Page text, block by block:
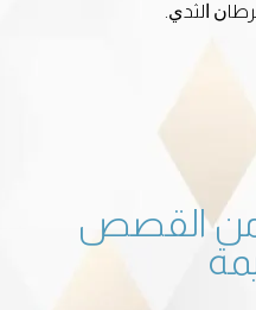
ﺍﻟﺜﺪﻱ.
من القصص